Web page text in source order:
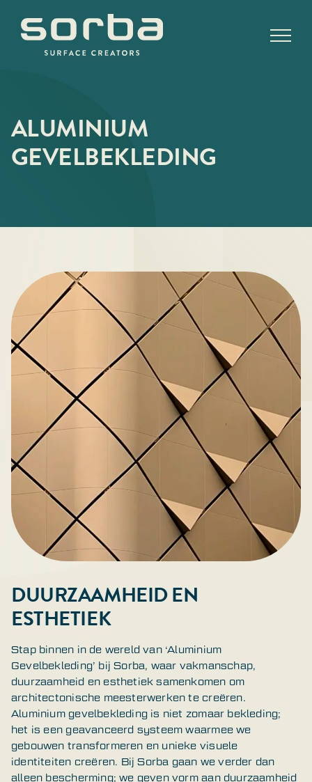
naar
inhoud
ALUMINIUM
GEVELBEKLEDING
DUURZAAMHEID EN
ESTHETIEK
Stap binnen in de wereld van ‘Aluminium
Gevelbekleding’ bij Sorba, waar vakmanschap,
duurzaamheid en esthetiek samenkomen om
architectonische meesterwerken te creëren.
Aluminium gevelbekleding is niet zomaar bekleding;
het is een geavanceerd systeem waarmee we
gebouwen transformeren en unieke visuele
identiteiten creëren. Bij Sorba gaan we verder dan
alleen bescherming; we geven vorm aan duurzaamheid